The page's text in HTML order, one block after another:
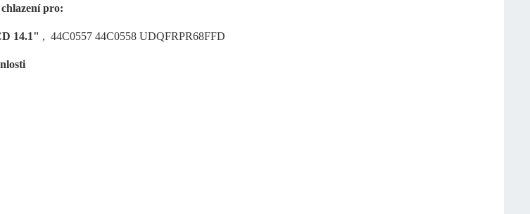
pro:
14.1" , 44C0557 44C0558 UDQFRPR68FFD